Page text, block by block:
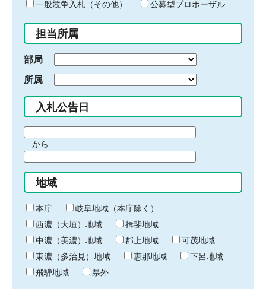
ド
入
力
一般競争入札（その他）
公募型プロポーザル
担当所属
部局
所属
入札公告日
間
始
り
から
間
終
わ
り
地域
本庁
岐阜地域（本庁除く）
西濃（大垣）地域
揖斐地域
中濃（美濃）地域
郡上地域
可茂地域
東濃（多治見）地域
恵那地域
下呂地域
飛騨地域
県外